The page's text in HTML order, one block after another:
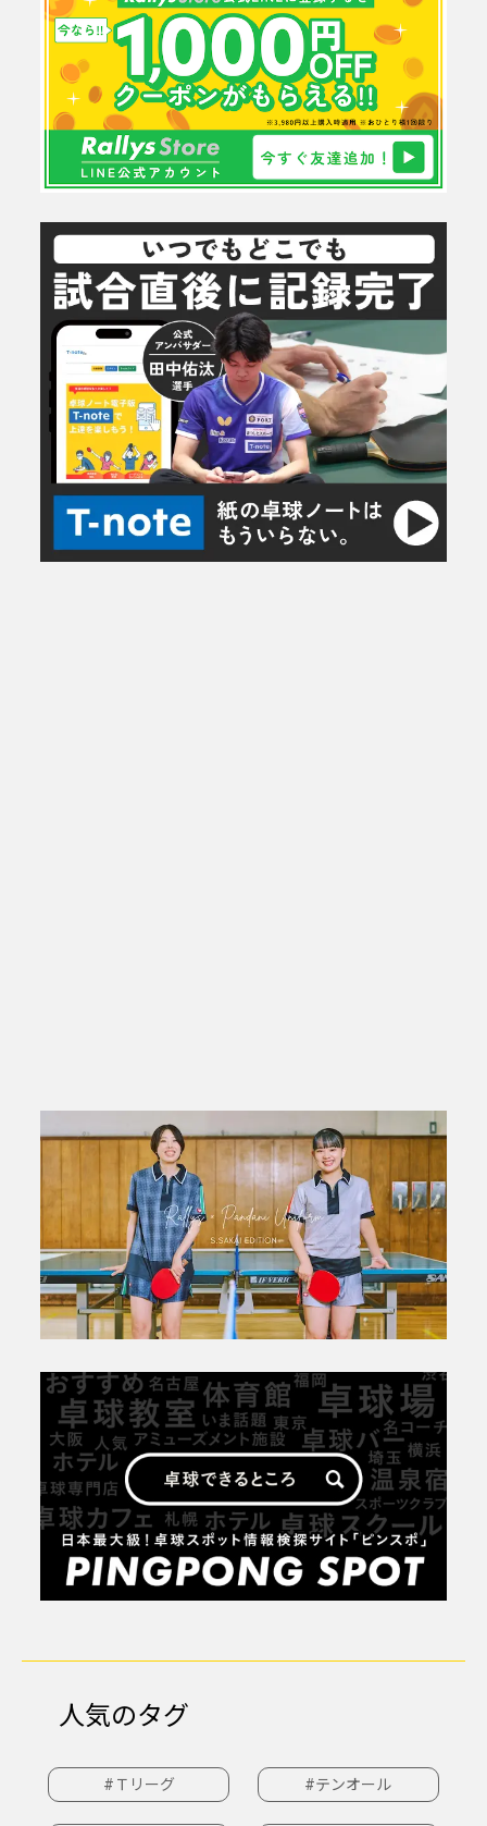
人気のタグ
#Ｔリーグ #テンオール